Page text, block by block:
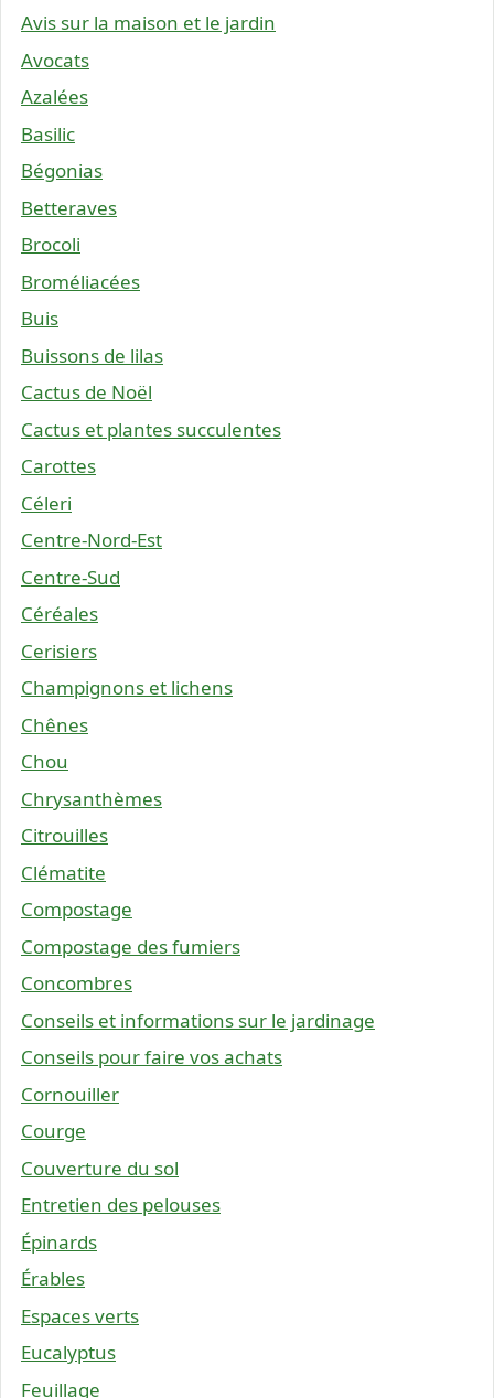
Avis sur la maison et le jardin
Avocats
Azalées
Basilic
Bégonias
Betteraves
Brocoli
Broméliacées
Buis
Buissons de lilas
Cactus de Noël
Cactus et plantes succulentes
Carottes
Céleri
Centre-Nord-Est
Centre-Sud
Céréales
Cerisiers
Champignons et lichens
Chênes
Chou
Chrysanthèmes
Citrouilles
Clématite
Compostage
Compostage des fumiers
Concombres
Conseils et informations sur le jardinage
Conseils pour faire vos achats
Cornouiller
Courge
Couverture du sol
Entretien des pelouses
Épinards
Érables
Espaces verts
Eucalyptus
Feuillage